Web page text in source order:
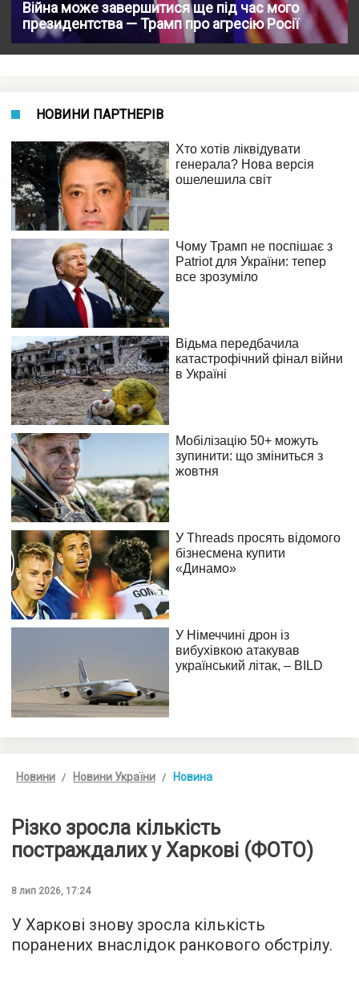
Війна може завершитися ще під час мого
президентства — Трамп про агресію Росії
НОВИНИ ПАРТНЕРІВ
Новини Новини України Новина
Різко зросла кількість
постраждалих у Харкові (ФОТО)
8 лип 2026, 17:24
У Харкові знову зросла кількість
поранених внаслідок ранкового обстрілу.